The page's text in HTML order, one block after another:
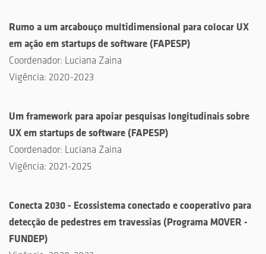
Rumo a um arcabouço multidimensional para colocar UX
em ação em startups de software ( FAPESP)
Coordenador: Luciana Zaina
Vigência: 2020-2023
Um framework para apoiar pesquisas longitudinais sobre
UX em startups de software ( FAPESP)
Coordenador: Luciana Zaina
Vigência: 2021-2025
Conecta 2030 - Ecossistema conectado e cooperativo para
detecção de pedestres em travessias ( Programa MOVER -
FUNDEP)